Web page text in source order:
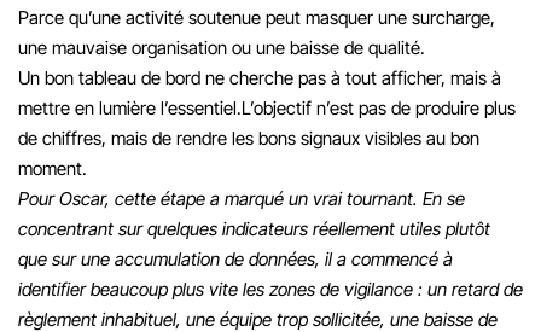
Parce qu’une activité soutenue peut masquer une surcharge,
une mauvaise organisation ou une baisse de qualité.
Un bon tableau de bord ne cherche pas à tout afficher, mais à
mettre en lumière l’essentiel.L’objectif n’est pas de produire plus
de chiffres, mais de rendre les bons signaux visibles au bon
moment.
Pour Oscar, cette étape a marqué un vrai tournant. En se
concentrant sur quelques indicateurs réellement utiles plutôt
que sur une accumulation de données, il a commencé à
identifier beaucoup plus vite les zones de vigilance : un retard de
règlement inhabituel, une équipe trop sollicitée, une baisse de